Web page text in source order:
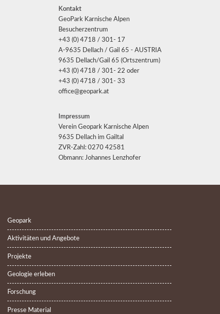
Kontakt
GeoPark Karnische Alpen
Besucherzentrum
+43 (0) 4718 / 301- 17
A-9635 Dellach / Gail 65 - AUSTRIA
9635 Dellach/Gail 65 (Ortszentrum)
+43 (0) 4718 / 301- 22 oder
+43 (0) 4718 / 301- 33
office@geopark.at
Impressum
Verein Geopark Karnische Alpen
9635 Dellach im Gailtal
ZVR-Zahl: 0270 42581
Obmann: Johannes Lenzhofer
Geopark
Aktivitäten und Angebote
Projekte
Geologie erleben
Forschung
Presse Material